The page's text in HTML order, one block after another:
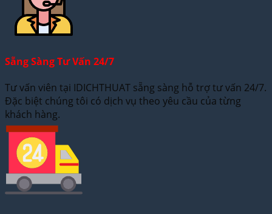
Sẵng Sàng Tư Vấn 24/7
Tư vấn viên tại IDICHTHUAT sẵng sàng hỗ trợ tư vấn 24/7.
Đặc biệt chúng tôi có dịch vụ theo yêu cầu của từng
khách hàng.